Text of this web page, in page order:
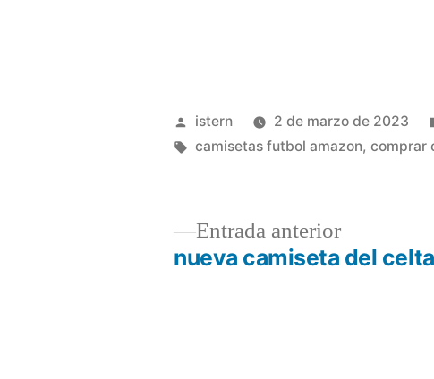
Publicado
por
istern 2 de marzo de 2023
Etiquetas:
camisetas futbol amazon,comprar
Navegación
Entrada anteriorEntrada
anterior:
nueva camiseta del